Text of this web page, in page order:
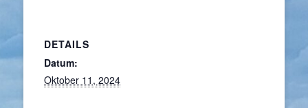
DETAILS
Datum:
Oktober 11, 2024